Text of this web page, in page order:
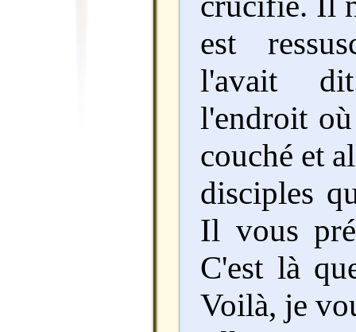
est
l'avait
l'endroit
couché et
disciples
Il vous
C'est là
Voilà, je